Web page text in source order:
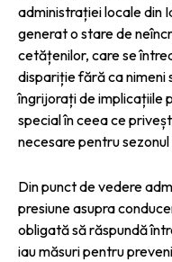
administrației locale din
generat o stare de
cetățenilor, care se
dispariție fără ca nimeni
îngrijorați de implicațiile
special în ceea ce
necesare pentru sezonul
Din punct de vedere
presiune asupra
obligată să răspundă
iau măsuri pentru